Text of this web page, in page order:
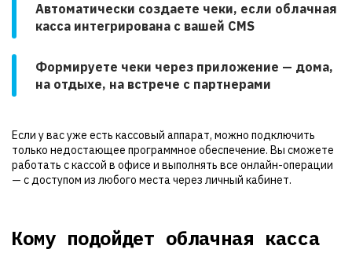
Автоматически создаете чеки, если облачная
касса интегрирована с вашей CMS
Формируете чеки через приложение — дома,
на отдыхе, на встрече с партнерами
Если у вас уже есть кассовый аппарат, можно подключить
только недостающее программное обеспечение. Вы сможете
работать с кассой в офисе и выполнять все онлайн-операции
— с доступом из любого места через личный кабинет.
Кому подойдет облачная касса